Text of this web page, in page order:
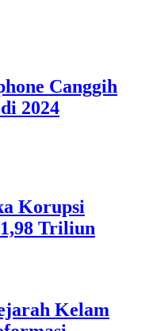
Canggih
2024
Korupsi
Triliun
Kelam